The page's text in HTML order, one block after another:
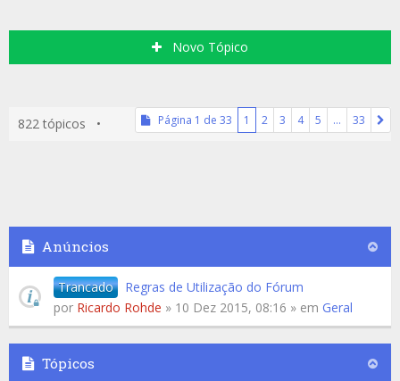
Novo Tópico
822 tópicos • Página 1 de 33 1 2 3 4 5 … 33
Anúncios
Trancado
Regras de Utilização do Fórum
por Ricardo Rohde » 10 Dez 2015, 08:16 » em Geral
Tópicos